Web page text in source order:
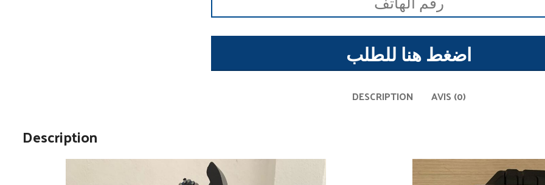
اضغط هنا للطلب
DESCRIPTION AVIS (0)
Description